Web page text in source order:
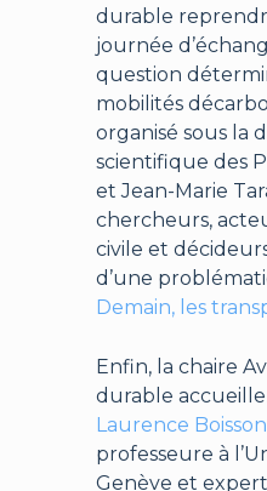
durable
journée
question
mobilités
organisé sous la
scientifique des
et Jean-Marie
chercheurs,
civile et
d’une
Demain, les
Enfin, la chaire
durable
Laurence
professeure à
Genève et